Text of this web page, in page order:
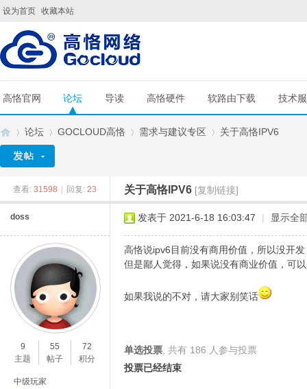
设为首页 收藏本站
高恪官网 论坛 导读 高恪硬件 软路由下载 技术
»
论坛
›
GOCLOUD高恪
›
需求与建议专区
›
关于高恪IPV6
查看: 31598 回复: 23 关于高恪IPV6 [复制链接]
doss
9
主题
55
帖子
72
积分
中级玩家
发表于 2021-6-18 16:03:47 | 显示全
高恪说ipv6目前没有商用价值，所以没开发
但是鄙人觉得，如果说没有商业价值，可
如果我说的不对，请大家别笑话
单选投票 , 共有 186 人参与投票
投票已经结束